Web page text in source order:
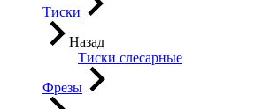
Тиски
Назад
Тиски слесарные
Фрезы